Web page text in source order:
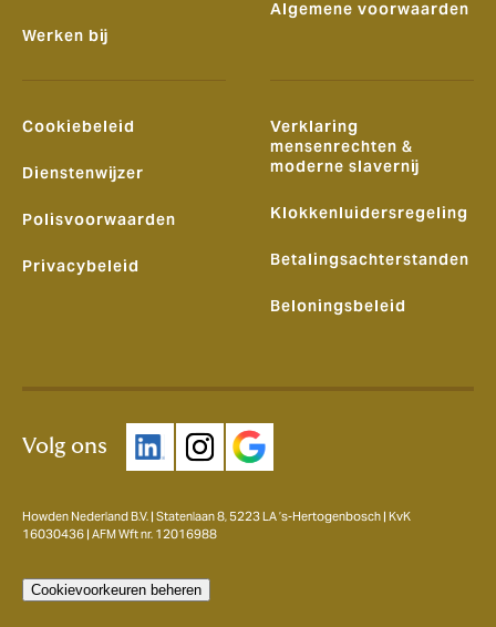
Werken bij
Algemene voorwaarden
Cookiebeleid
Dienstenwijzer
Polisvoorwaarden
Privacybeleid
Verklaring
mensenrechten &
moderne slavernij
Klokkenluidersregeling
Betalingsachterstanden
Beloningsbeleid
Volg ons
Howden Nederland B.V. | Statenlaan 8, 5223 LA ’s-Hertogenbosch | KvK
16030436 | AFM Wft nr. 12016988
Cookievoorkeuren beheren